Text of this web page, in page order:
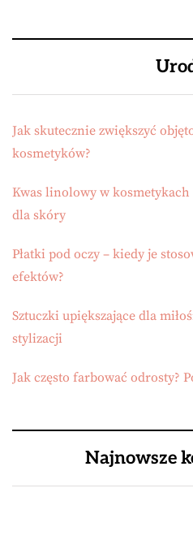
Jak skutecznie zwiększyć
kosmetyków?
Kwas linolowy w kosmetykach
dla skóry
Płatki pod oczy – kiedy je
efektów?
Sztuczki upiększające dla
stylizacji
Jak często farbować odrosty?
Najnowsze